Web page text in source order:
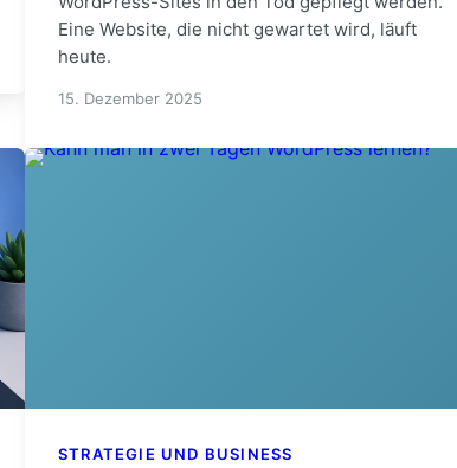
Eine Website, die nicht gewartet wird, läuft
heute.
15. Dezember 2025
STRATEGIE UND BUSINESS